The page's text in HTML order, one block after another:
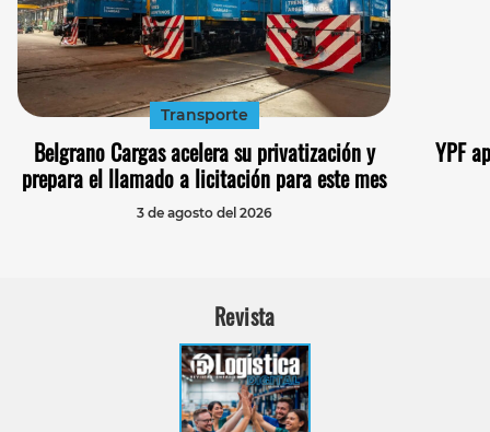
Transporte
Belgrano Cargas acelera su privatización y
prepara el llamado a licitación para este mes
3 de agosto del 2026
YPF
Revista